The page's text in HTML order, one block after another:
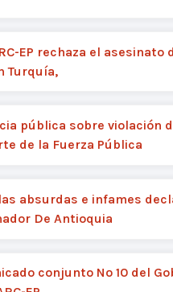
EP rechaza el
Turquía,
pública sobre violación
de la Fuerza Pública
absurdas e infames
De Antioquia
conjunto Nº 10 del